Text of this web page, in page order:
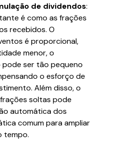
de dividendos:
é como as frações
recebidos. O
é proporcional,
menor, o
ser tão pequeno
o esforço de
Além disso, o
soltas pode
automática dos
comum para ampliar
tempo.